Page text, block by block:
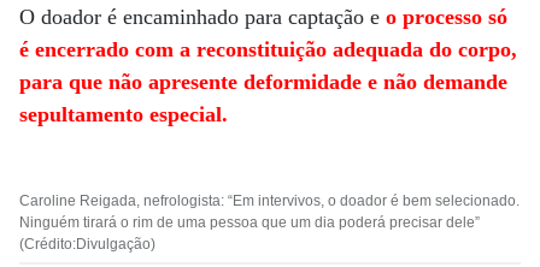
O doador é encaminhado para captação e o processo só
é encerrado com a reconstituição adequada do corpo,
para que não apresente deformidade e não demande
sepultamento especial.
Caroline Reigada, nefrologista: “Em intervivos, o doador é bem selecionado.
Ninguém tirará o rim de uma pessoa que um dia poderá precisar dele”
(Crédito:Divulgação)